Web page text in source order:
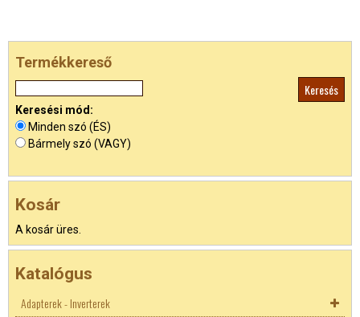
Termékkereső
Keresési mód:
Minden szó (ÉS)
Bármely szó (VAGY)
Kosár
A kosár üres.
Katalógus
Adapterek - Inverterek